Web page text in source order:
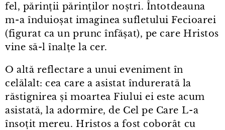
fel, părinții părinților noștri. Întotdeauna
m⁠-⁠a înduioșat imaginea sufletului Fecioarei
(figurat ca un prunc înfășat), pe care Hristos
vine să-l înalțe la cer.
O altă reflectare a unui eveniment în
celălalt: cea care a asistat îndurerată la
răstignirea și moartea Fiului ei este acum
asistată, la adormire, de Cel pe Care L⁠-⁠a
însoțit mereu. Hristos a fost coborât cu